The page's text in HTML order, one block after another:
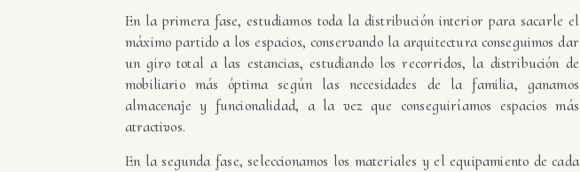
En la primera fase, estudiamos toda la distribución interior para sacarle el
máximo partido a los espacios, conservando la arquitectura conseguimos dar
un giro total a las estancias, estudiando los recorridos, la distribución de
mobiliario más óptima según las necesidades de la familia, ganamos
almacenaje y funcionalidad, a la vez que conseguiríamos espacios más
atractivos.
En la segunda fase, seleccionamos los materiales y el equipamiento de cada